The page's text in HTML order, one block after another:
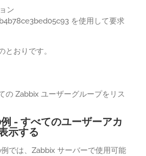
ン
を使用して要求
とおりです。
の Zabbix ユーザーグループをリス
- すべてのユーザーアカ
示する
では、Zabbix サーバーで使用可能